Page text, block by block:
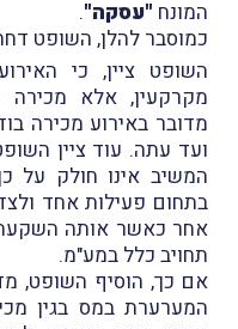
המונח "עסקה".
כמוסבר להלן, השופט
השופט ציין, כי
מקרקעין, אלא
מדובר באירוע מכירה
ועד עתה. עוד ציין
המשיב אינו חולק על
בתחום פעילות אחד
אחר כאשר אותה
תחויב כלל במע"מ.
אם כך, הוסיף השופט,
המערערת במס בגין